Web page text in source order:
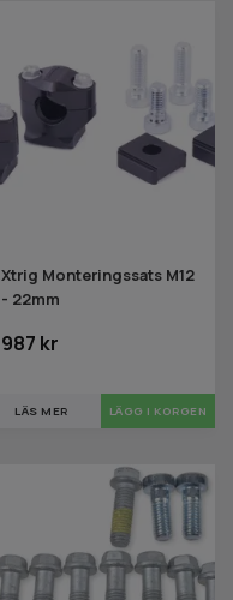
Xtrig Monteringssats M12
- 22mm
987 kr
LÄS MER